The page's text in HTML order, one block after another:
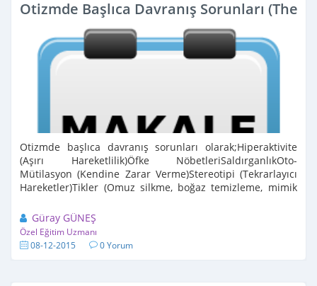
Otizmde Başlıca Davranış Sorunları (The
Otizmde başlıca davranış sorunları olarak;Hiperaktivite
(Aşırı Hareketlilik)Öfke NöbetleriSaldırganlıkOto-
Mütilasyon (Kendine Zarar Verme)Stereotipi (Tekrarlayıcı
Hareketler)Tikler (Omuz silkme, boğaz temizleme, mimik
Güray GÜNEŞ
Özel Eğitim Uzmanı
08-12-2015 0 Yorum